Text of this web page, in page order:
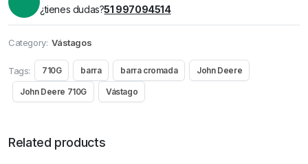
¿tienes dudas?51 997094514
Category: Vástagos
Tags: 710G barra barra cromada John Deere
John Deere 710G Vástago
Related products